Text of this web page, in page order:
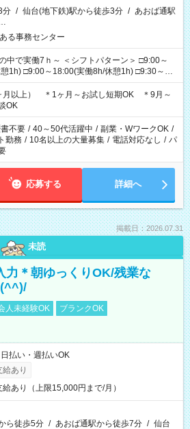
分 / 仙台(地下鉄)駅から徒歩3分 / あおば通駅
る事務センター
＜シフトパターン＞ □9:00～
1h) □9:00～18:00(実働8h/休憩1h) □9:30～
1h) □10:00～18:00(実働7h/休憩1h) □10:00～
ト制勤務できる
月以上） ＊1ヶ月～お試し短期OK ＊9月～
OK
不要 / 40～50代活躍中 / 副業・WワークOK /
勤務 / 10名以上の大量募集 / 電話対応なし / パ
応募する 詳細へ
掲載日：2026.07.31
未読
力＊朝ゆっくりOK/残業な
人未経験OK
ブランクOK
払い・週払いOK
あり
あり（上限15,000円まで/月）
ら徒歩5分 / あおば通駅から徒歩7分 / 仙台